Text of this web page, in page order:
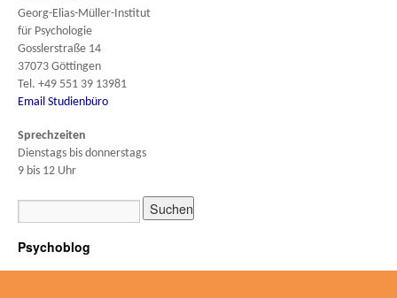
Georg-Elias-Müller-Institut
für Psychologie
Gosslerstraße 14
37073 Göttingen
Tel. +49 551 39 13981
Email Studienbüro
Sprechzeiten
Dienstags bis donnerstags
9 bis 12 Uhr
Psychoblog